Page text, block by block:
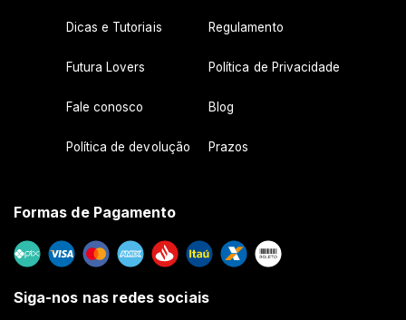
Dicas e Tutoriais Regulamento
Futura Lovers Política de Privacidade
Fale conosco Blog
Política de devolução Prazos
Formas de Pagamento
Siga-nos nas redes sociais